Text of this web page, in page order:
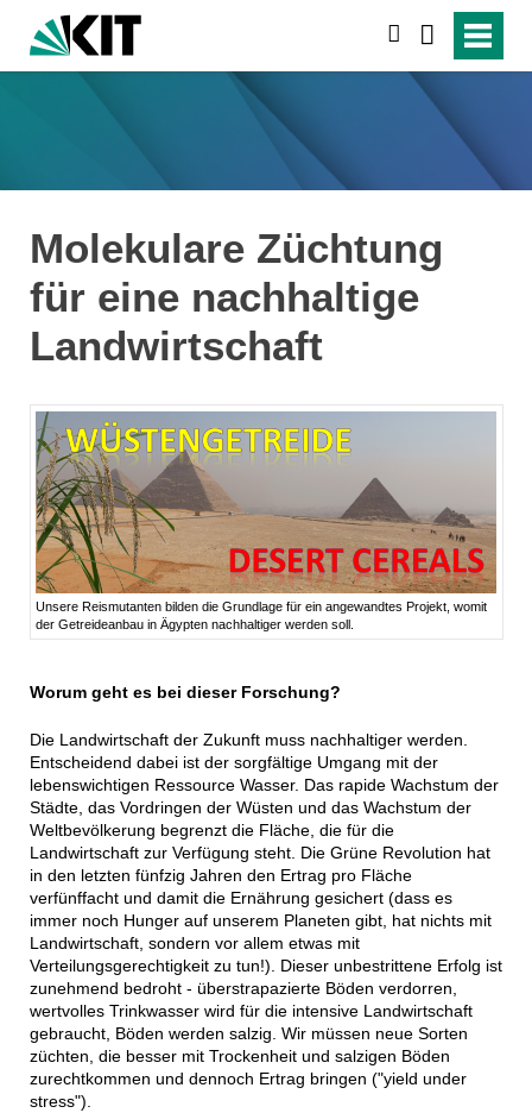
Molekulare Züchtung
für eine nachhaltige
Landwirtschaft
Unsere Reismutanten bilden die Grundlage für ein angewandtes Projekt, womit
der Getreideanbau in Ägypten nachhaltiger werden soll.
Worum geht es bei dieser Forschung?
Die Landwirtschaft der Zukunft muss nachhaltiger werden.
Entscheidend dabei ist der sorgfältige Umgang mit der
lebenswichtigen Ressource Wasser. Das rapide Wachstum der
Städte, das Vordringen der Wüsten und das Wachstum der
Weltbevölkerung begrenzt die Fläche, die für die
Landwirtschaft zur Verfügung steht. Die Grüne Revolution hat
in den letzten fünfzig Jahren den Ertrag pro Fläche
verfünffacht und damit die Ernährung gesichert (dass es
immer noch Hunger auf unserem Planeten gibt, hat nichts mit
Landwirtschaft, sondern vor allem etwas mit
Verteilungsgerechtigkeit zu tun!). Dieser unbestrittene Erfolg ist
zunehmend bedroht - überstrapazierte Böden verdorren,
wertvolles Trinkwasser wird für die intensive Landwirtschaft
gebraucht, Böden werden salzig. Wir müssen neue Sorten
züchten, die besser mit Trockenheit und salzigen Böden
zurechtkommen und dennoch Ertrag bringen ("yield under
stress").